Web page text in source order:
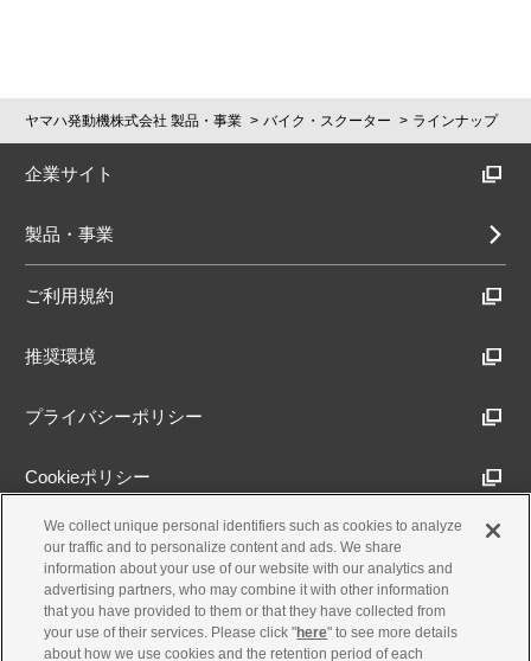
ヤマハ発動機株式会社 製品・事業 バイク・スクーター ラインナップ
企業サイト
製品・事業
ご利用規約
推奨環境
プライバシーポリシー
Cookieポリシー
アクセシビリティ方針
古物営業法に基づく表示
We collect unique personal identifiers such as cookies to analyze
our traffic and to personalize content and ads. We share
information about your use of our website with our analytics and
advertising partners, who may combine it with other information
that you have provided to them or that they have collected from
your use of their services. Please click "here" to see more details
about how we use cookies and the retention period of each